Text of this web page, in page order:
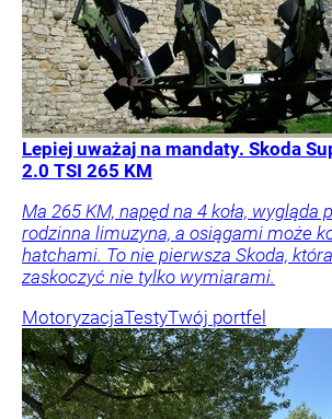
Lepiej uważaj na mandaty. Skoda
2.0 TSI 265 KM
Ma 265 KM, napęd na 4 koła, wygląda
rodzinna limuzyna, a osiągami może
hatchami. To nie pierwsza Skoda,
zaskoczyć nie tylko wymiarami.
MotoryzacjaTestyTwój portfel